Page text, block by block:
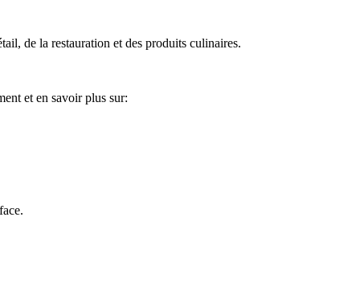
de la restauration et des produits culinaires.
et en savoir plus sur: